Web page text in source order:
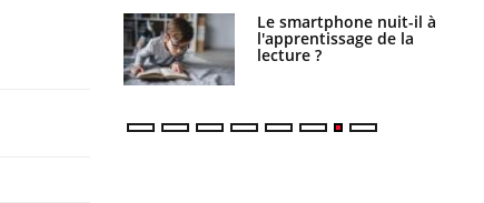
Le smartphone nuit-il à
l'apprentissage de la
lecture ?